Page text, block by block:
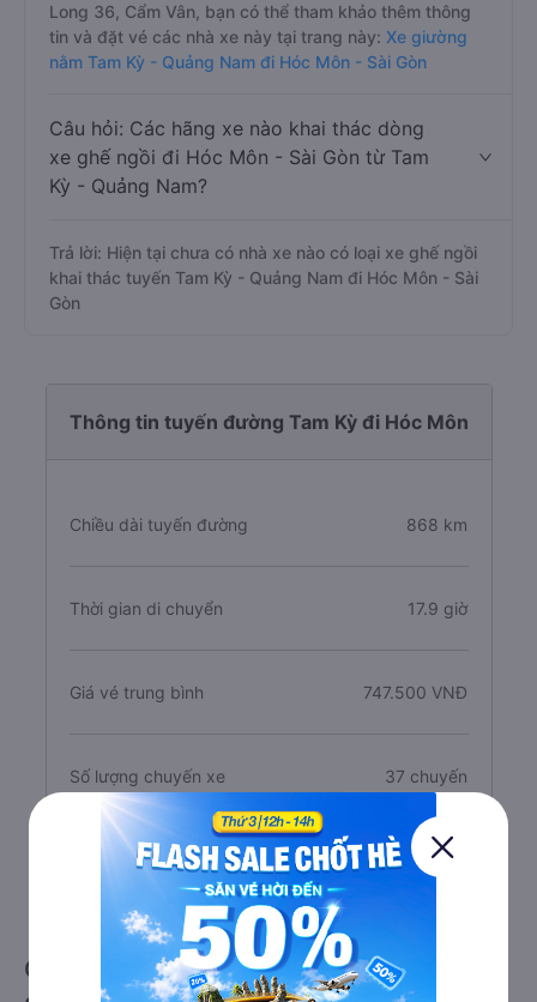
Long 36, Cẩm Vân, bạn có thể tham khảo thêm thông
tin và đặt vé các nhà xe này tại trang này: Xe giường
nằm Tam Kỳ - Quảng Nam đi Hóc Môn - Sài Gòn
Câu hỏi: Các hãng xe nào khai thác dòng
xe ghế ngồi đi Hóc Môn - Sài Gòn từ Tam
Kỳ - Quảng Nam?
Trả lời: Hiện tại chưa có nhà xe nào có loại xe ghế ngồi
khai thác tuyến Tam Kỳ - Quảng Nam đi Hóc Môn - Sài
Gòn
Thông tin tuyến đường Tam Kỳ đi Hóc Môn
Chiều dài tuyến đường 868 km
Thời gian di chuyển 17.9 giờ
Giá vé trung bình 747.500 VNĐ
Số lượng chuyến xe 37 chuyến
Số lượng nhà xe 9 nhà xe
Giới thiệu tuyến đường xe đi Hóc Môn -